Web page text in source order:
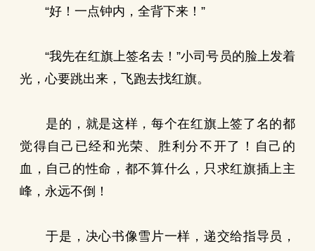
“好！一点钟内，全背下来！”
“我先在红旗上签名去！”小司号员的脸上发着
光，心要跳出来，飞跑去找红旗。
是的，就是这样，每个在红旗上签了名的都
觉得自己已经和光荣、胜利分不开了！自己的
血，自己的性命，都不算什么，只求红旗插上主
峰，永远不倒！
于是，决心书像雪片一样，递交给指导员，